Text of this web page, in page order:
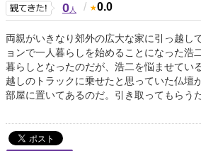
0人 / 0.0
両親がいきなり郊外の広大な家に引っ越し
ョンで一人暮らしを始めることになった浩
暮らしとなったのだが、浩二を悩ませてい
越しのトラックに乗せたと思っていた仏壇
部屋に置いてあるのだ。引き取ってもらう